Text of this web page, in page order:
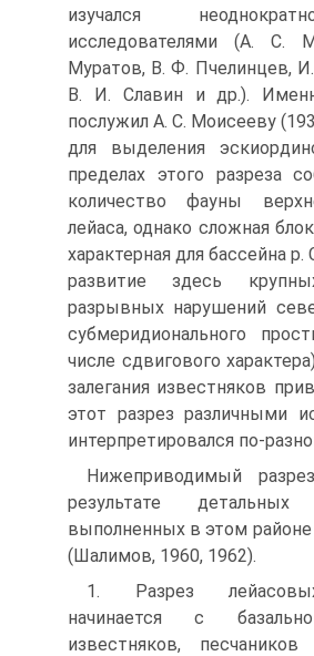
изучался
исследователями (А. С.
Муратов, В. Ф. Пчелинцев,
В. И. Славин и др.).
послужил А. С. Моисееву
для выделения
пределах этого разреза
количество фауны
лейаса, однако сложная
характерная для бас­сейна
развитие здесь
разрыв­ных нарушений
субмеридионального
числе сдвигового
залегания известня­ков
этот разрез различными
интерпретировался по-
Нижеприводимый
результате детальных
выполненных в этом районе
(Шалимов, 1960, 1962).
1. Разрез
начинается с
известняков,